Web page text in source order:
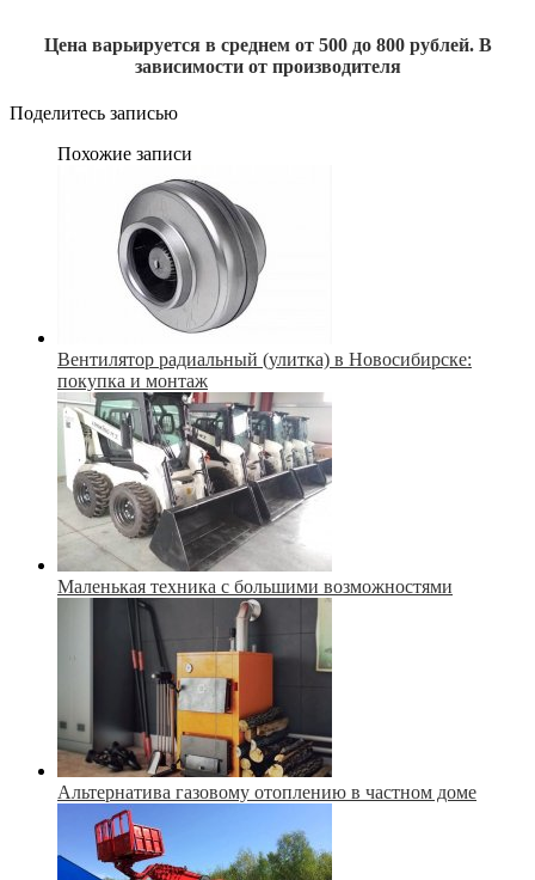
Цена варьируется в среднем от 500 до 800 рублей. В
зависимости от производителя
Поделитесь записью
Похожие записи
Вентилятор радиальный (улитка) в Новосибирске:
покупка и монтаж
Маленькая техника с большими возможностями
Альтернатива газовому отоплению в частном доме